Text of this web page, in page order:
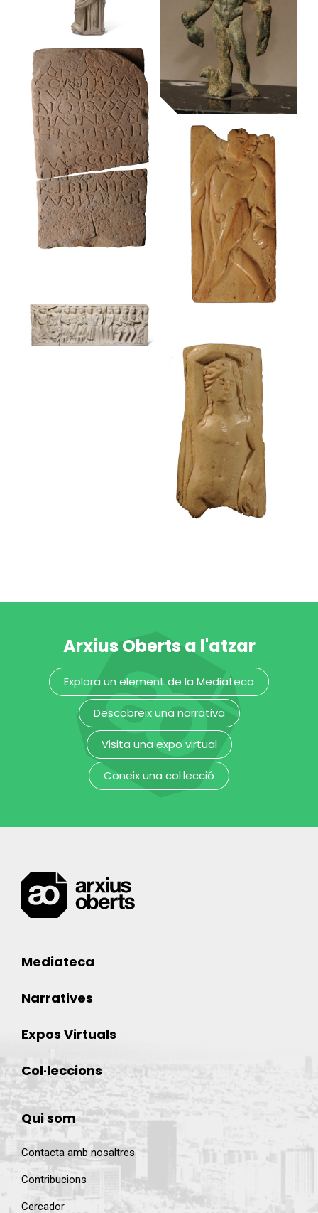
August
Museu Frederic Marès
femenines
Museu Frederic Marès
Agrippina Minor
Museu Frederic Marès
Mercuri
Museu Frederic Marès
Plaqueta
decorativa amb
la figura d’un
sàtir
Museu Frederic Marès
decorativa amb
la figura
d’Apol·lo o Bacus
Museu Frederic Marès
Arxius Oberts a l'atzar
Explora un element de la Mediateca
Descobreix una narrativa
Visita una expo virtual
Coneix una col·lecció
Mediateca
Narratives
Expos Virtuals
Col·leccions
Qui som
Contacta amb nosaltres
Contribucions
Cercador